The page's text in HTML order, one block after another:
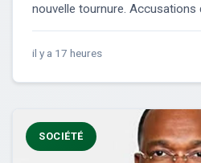
nouvelle tournure. Accusations
il y a 17 heures
SOCIÉTÉ